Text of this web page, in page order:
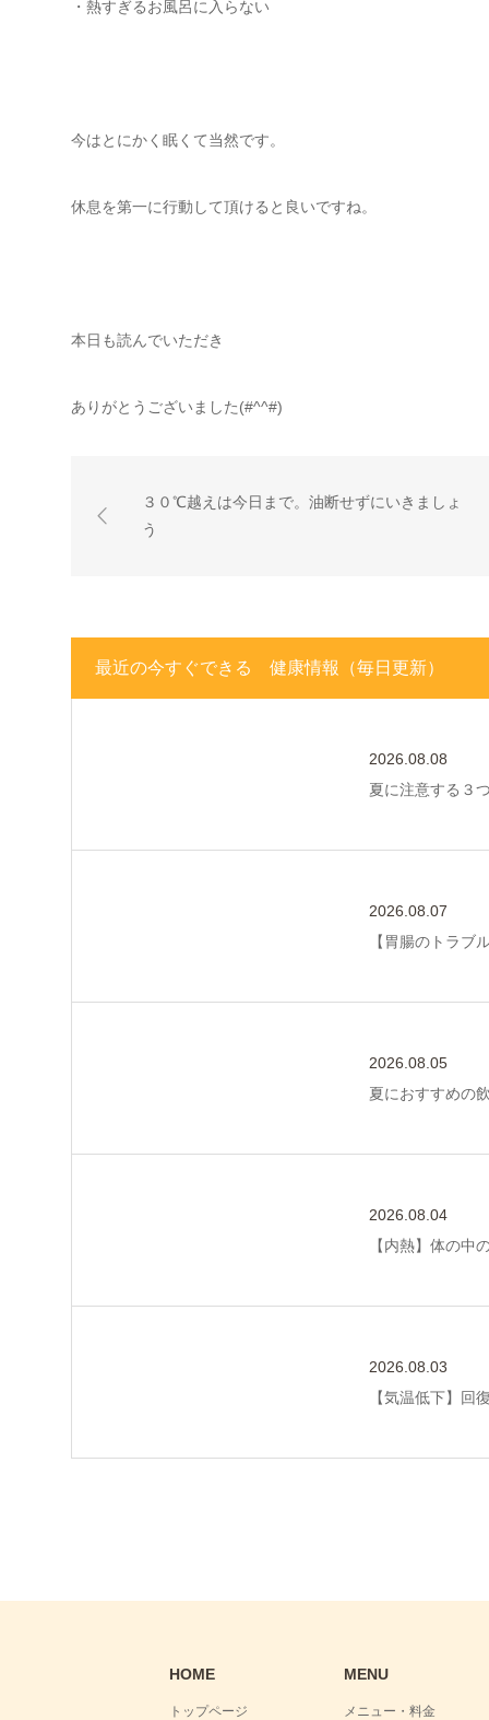
・熱すぎるお風呂に入らない
今はとにかく眠くて当然です。
休息を第一に行動して頂けると良いですね。
本日も読んでいただき
ありがとうございました(#^^#)
３０℃越えは今日まで。油断せずにいきましょ
う
最近の今すぐできる 健康情報（毎日更新）
2026.08.08
夏に注意する３
2026.08.07
【胃腸のトラブ
2026.08.05
夏におすすめの
2026.08.04
【内熱】体の中
2026.08.03
【気温低下】回
HOME
トップページ
MENU
メニュー・料金